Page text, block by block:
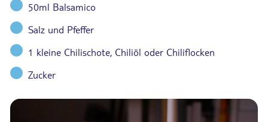
50ml Balsamico
Salz und Pfeffer
1 kleine Chilischote, Chiliöl oder Chiliflocken
Zucker